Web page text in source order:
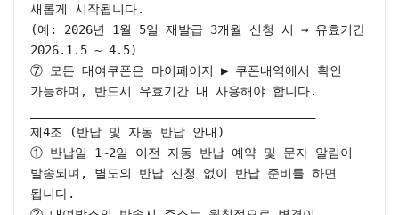
새롭게 시작됩니다.
(예: 2026년 1월 5일 재발급 3개월 신청 시 → 유효기간
2026.1.5 ~ 4.5)
⑦ 모든 대여쿠폰은 마이페이지 ▶ 쿠폰내역에서 확인
가능하며, 반드시 유효기간 내 사용해야 합니다.
제4조 (반납 및 자동 반납 안내)
① 반납일 1~2일 이전 자동 반납 예약 및 문자 알림이
발송되며, 별도의 반납 신청 없이 반납 준비를 하면
됩니다.